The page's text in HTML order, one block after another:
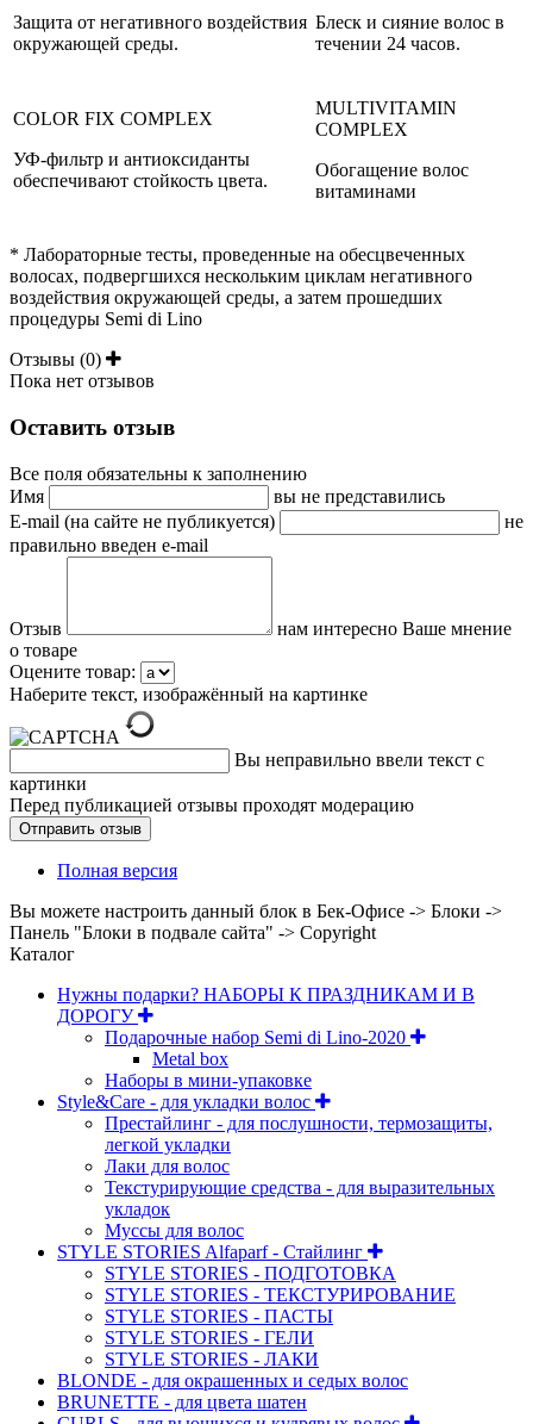
Защита от негативного воздействия
окружающей среды.
Блеск и сияние волос в
течении 24 часов.
COLOR FIX COMPLEX
УФ-фильтр и антиоксиданты
обеспечивают стойкость цвета.
MULTIVITAMIN
COMPLEX
Обогащение волос
витаминами
* Лабораторные тесты, проведенные на обесцвеченных
волосах, подвергшихся нескольким циклам негативного
воздействия окружающей среды, а затем прошедших
процедуры Semi di Lino
Отзывы (0)
Пока нет отзывов
Оставить отзыв
Все поля обязательны к заполнению
Имя
вы не представились
E-mail (на сайте не публикуется)
не
правильно введен e-mail
Отзыв
нам интересно Ваше мнение
о товаре
Оцените товар:
Наберите текст, изображённый на картинке
Вы неправильно ввели текст с
картинки
Перед публикацией отзывы проходят модерацию
Полная версия
Вы можете настроить данный блок в Бек-Офисе -> Блоки ->
Панель "Блоки в подвале сайта" -> Copyright
Каталог
Нужны подарки? НАБОРЫ К ПРАЗДНИКАМ И В
ДОРОГУ
Подарочные набор Semi di Lino-2020
Metal box
Наборы в мини-упаковке
Style&Care - для укладки волос
Престайлинг - для послушности, термозащиты,
легкой укладки
Лаки для волос
Текстурирующие средства - для выразительных
укладок
Муссы для волос
STYLE STORIES Alfaparf - Стайлинг
STYLE STORIES - ПОДГОТОВКА
STYLE STORIES - ТЕКСТУРИРОВАНИЕ
STYLE STORIES - ПАСТЫ
STYLE STORIES - ГЕЛИ
STYLE STORIES - ЛАКИ
BLONDE - для окрашенных и седых волос
BRUNETTE - для цвета шатен